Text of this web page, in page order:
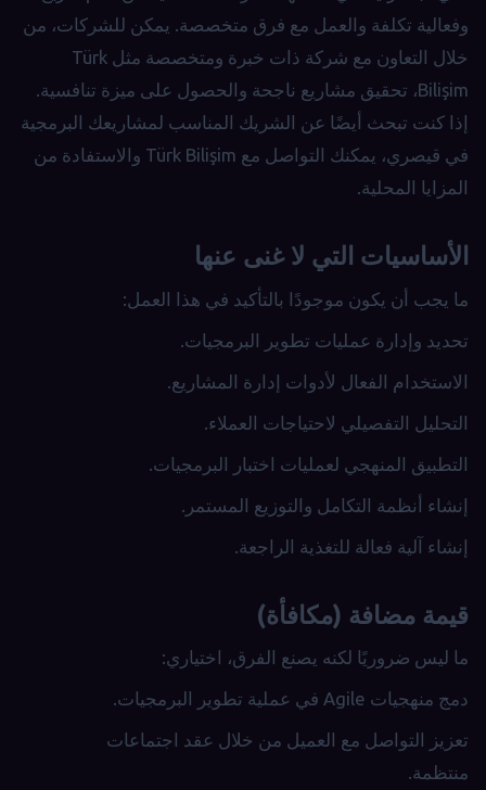
وفعالية تكلفة والعمل مع فرق متخصصة. يمكن للشركات، من
خلال التعاون مع شركة ذات خبرة ومتخصصة مثل Türk
Bilişim، تحقيق مشاريع ناجحة والحصول على ميزة تنافسية.
إذا كنت تبحث أيضًا عن الشريك المناسب لمشاريعك البرمجية
في قيصري، يمكنك التواصل مع Türk Bilişim والاستفادة من
المزايا المحلية.
الأساسيات التي لا غنى عنها
ما يجب أن يكون موجودًا بالتأكيد في هذا العمل:
تحديد وإدارة عمليات تطوير البرمجيات.
الاستخدام الفعال لأدوات إدارة المشاريع.
التحليل التفصيلي لاحتياجات العملاء.
التطبيق المنهجي لعمليات اختبار البرمجيات.
إنشاء أنظمة التكامل والتوزيع المستمر.
إنشاء آلية فعالة للتغذية الراجعة.
قيمة مضافة (مكافأة)
ما ليس ضروريًا لكنه يصنع الفرق، اختياري:
دمج منهجيات Agile في عملية تطوير البرمجيات.
تعزيز التواصل مع العميل من خلال عقد اجتماعات
منتظمة.